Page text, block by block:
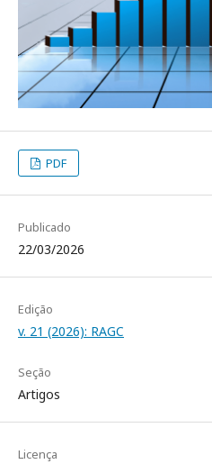
PDF
Publicado
22/03/2026
Edição
v. 21 (2026): RAGC
Seção
Artigos
Licença